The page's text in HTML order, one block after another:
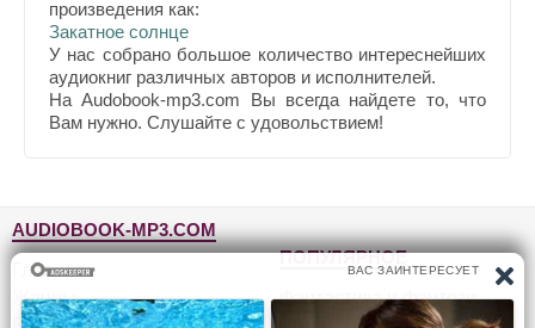
произведения как:
Закатное солнце
У нас собрано большое количество интереснейших
аудиокниг различных авторов и исполнителей.
На Audobook-mp3.com Вы всегда найдете то, что
Вам нужно. Слушайте с удовольствием!
AUDIOBOOK-MP3.COM
Главная
Жанры
ПОПУЛЯРНОЕ
Фантастика и фэнтези